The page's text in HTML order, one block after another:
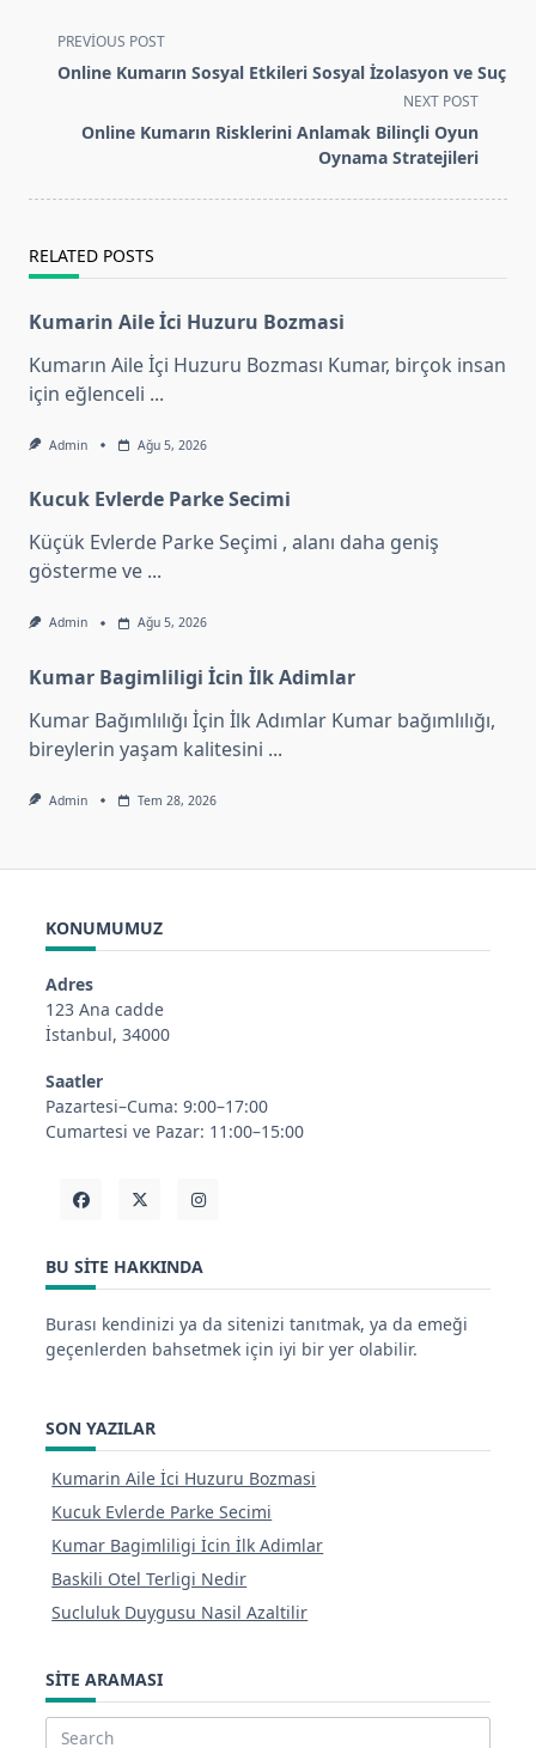
<span
class="nav-
screen-
PREVIOUS POST
Online Kumarın Sosyal Etkileri Sosyal İzolasyon ve Suç
NEXT POST
Online Kumarın Risklerini Anlamak Bilinçli Oyun
Oynama Stratejileri
RELATED POSTS
Kumarin Aile İci Huzuru Bozmasi
Kumarın Aile İçi Huzuru Bozması Kumar, birçok insan
için eğlenceli ...
Admin Ağu 5, 2026
Kucuk Evlerde Parke Secimi
Küçük Evlerde Parke Seçimi , alanı daha geniş
gösterme ve ...
Admin Ağu 5, 2026
Kumar Bagimliligi İcin İlk Adimlar
Kumar Bağımlılığı İçin İlk Adımlar Kumar bağımlılığı,
bireylerin yaşam kalitesini ...
Admin Tem 28, 2026
KONUMUMUZ
Adres
123 Ana cadde
İstanbul, 34000
Saatler
Pazartesi–Cuma: 9:00–17:00
Cumartesi ve Pazar: 11:00–15:00
BU SITE HAKKINDA
Burası kendinizi ya da sitenizi tanıtmak, ya da emeği
geçenlerden bahsetmek için iyi bir yer olabilir.
SON YAZILAR
Kumarin Aile İci Huzuru Bozmasi
Kucuk Evlerde Parke Secimi
Kumar Bagimliligi İcin İlk Adimlar
Baskili Otel Terligi Nedir
Sucluluk Duygusu Nasil Azaltilir
SITE ARAMASI